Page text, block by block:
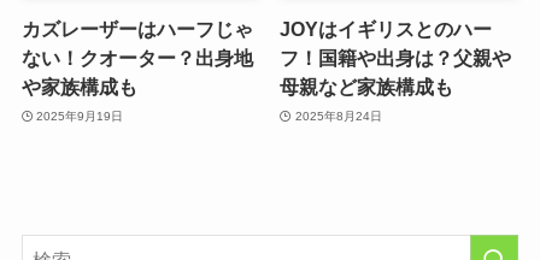
カズレーザーはハーフじゃ
ない！クオーター？出身地
や家族構成も
2025年9月19日
JOYはイギリスとのハー
フ！国籍や出身は？父親や
母親など家族構成も
2025年8月24日